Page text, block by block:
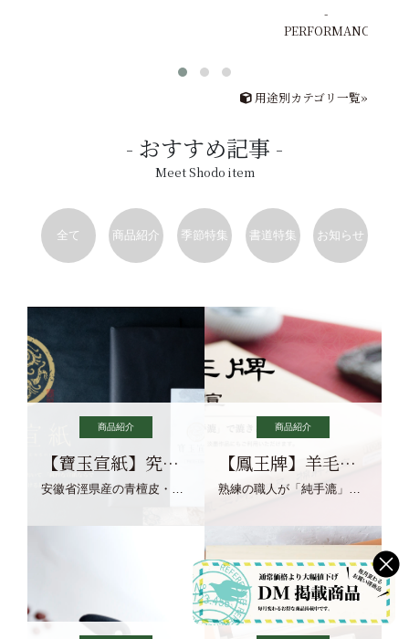
PERFORMANCE
用途別カテゴリ一覧»
おすすめ記事
Meet Shodo item
全て 商品紹介 季節特集 書道特集 お知らせ
商品紹介
【寶玉宣紙】究極の純粋な宣紙を目指す寶玉宣紙
商品紹介
【鳳王牌】羊毛筆×濃墨での揮毫に最適な宣紙系画仙紙